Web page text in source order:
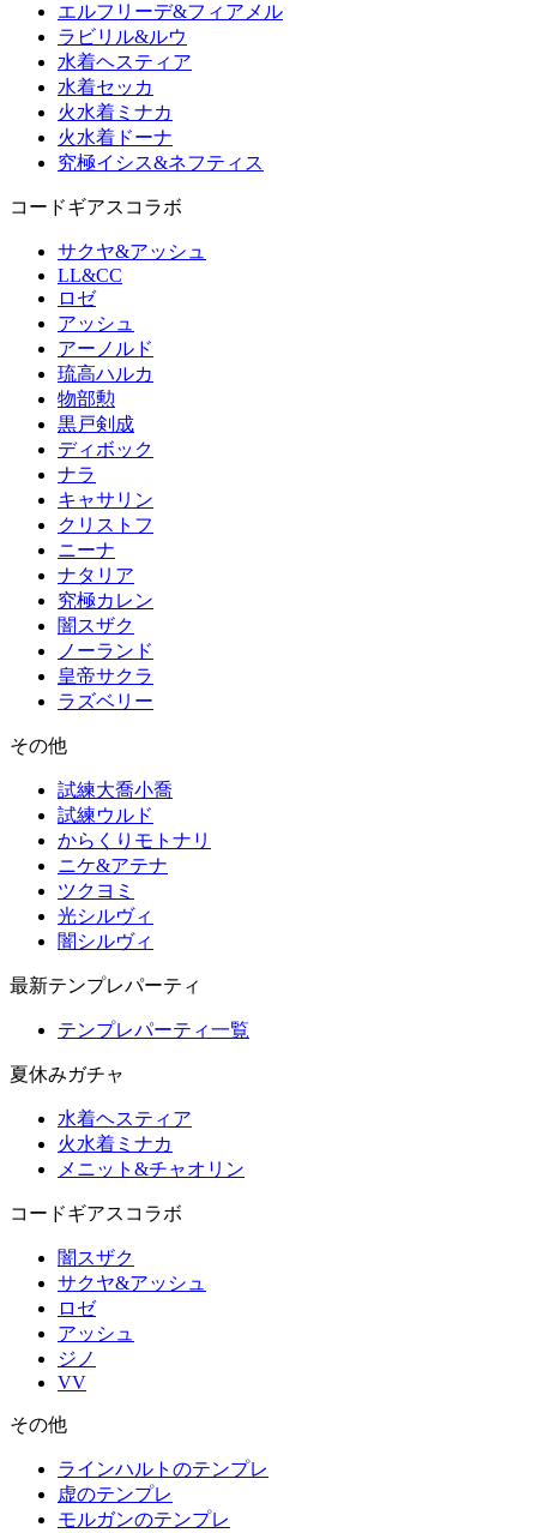
エルフリーデ&フィアメル
ラビリル&ルウ
水着ヘスティア
水着セッカ
火水着ミナカ
火水着ドーナ
究極イシス&ネフティス
コードギアスコラボ
サクヤ&アッシュ
LL&CC
ロゼ
アッシュ
アーノルド
琉高ハルカ
物部勲
黒戸剣成
ディボック
ナラ
キャサリン
クリストフ
ニーナ
ナタリア
究極カレン
闇スザク
ノーランド
皇帝サクラ
ラズベリー
その他
試練大喬小喬
試練ウルド
からくりモトナリ
ニケ&アテナ
ツクヨミ
光シルヴィ
闇シルヴィ
最新テンプレパーティ
テンプレパーティ一覧
夏休みガチャ
水着ヘスティア
火水着ミナカ
メニット&チャオリン
コードギアスコラボ
闇スザク
サクヤ&アッシュ
ロゼ
アッシュ
ジノ
VV
その他
ラインハルトのテンプレ
虚のテンプレ
モルガンのテンプレ